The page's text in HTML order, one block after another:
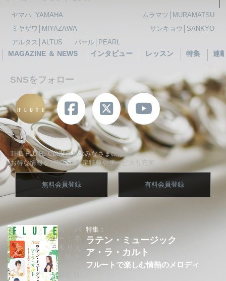
ヤマハ│YAMAHA
ムラマツ│MURAMATSU
ミヤザワ│MIYAZAWA
サンキョウ│SANKYO
アルタス│ALTUS
パール│PEARL
MAGAZINE ＆ NEWS インタビュー レッスン 特集 連
SNSをフォロー
THE FLUTE CLUB会員のみなさまには、
お得な情報をお届け、限定特典やサービスも充実
無料会員登録 有料会員登録
特集：
ラテン・ミュージック
ア・ラ・カルト
フルートで楽しむ情熱のメロディ
カバ
ー：赤
木りえ